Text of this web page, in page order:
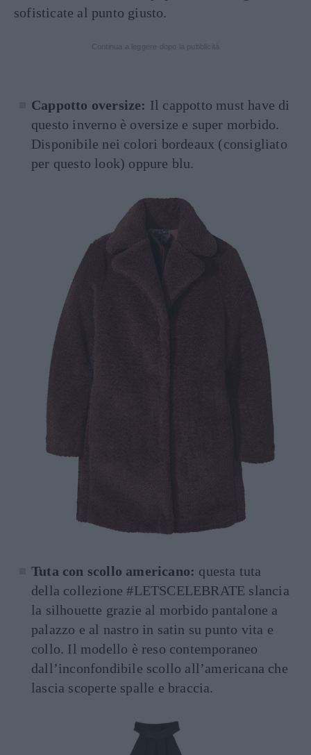
sofisticate al punto giusto.
Cappotto oversize: Il cappotto must have di
questo inverno è oversize e super morbido.
Disponibile nei colori bordeaux (consigliato
per questo look) oppure blu.
Tuta con scollo americano: questa tuta
della collezione #LETSCELEBRATE slancia
la silhouette grazie al morbido pantalone a
palazzo e al nastro in satin su punto vita e
collo. Il modello è reso contemporaneo
dall’inconfondibile scollo all’americana che
lascia scoperte spalle e braccia.